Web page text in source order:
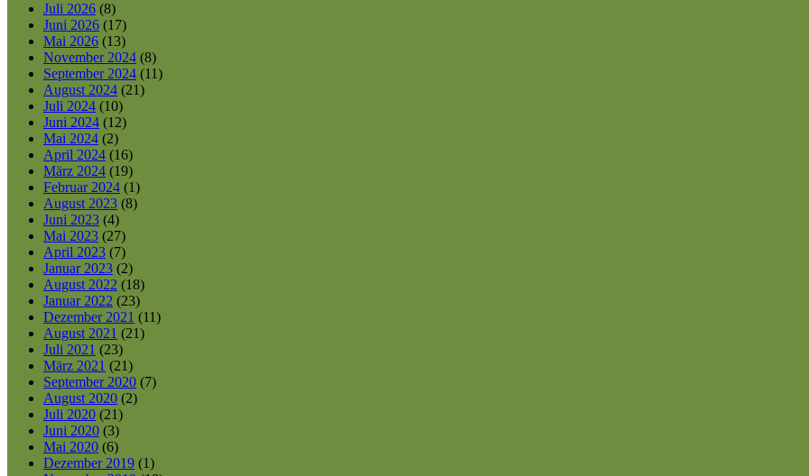
Juli 2026 (8)
Juni 2026 (17)
Mai 2026 (13)
November 2024 (8)
September 2024 (11)
August 2024 (21)
Juli 2024 (10)
Juni 2024 (12)
Mai 2024 (2)
April 2024 (16)
März 2024 (19)
Februar 2024 (1)
August 2023 (8)
Juni 2023 (4)
Mai 2023 (27)
April 2023 (7)
Januar 2023 (2)
August 2022 (18)
Januar 2022 (23)
Dezember 2021 (11)
August 2021 (21)
Juli 2021 (23)
März 2021 (21)
September 2020 (7)
August 2020 (2)
Juli 2020 (21)
Juni 2020 (3)
Mai 2020 (6)
Dezember 2019 (1)